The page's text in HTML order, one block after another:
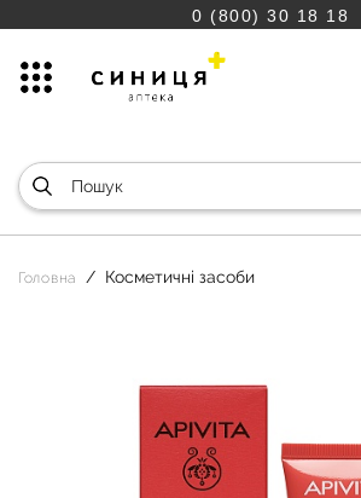
0 (800) 30 18 18
Головна Косметичні засоби